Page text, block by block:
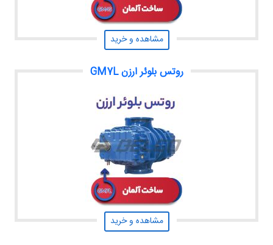
مشاهده و خرید
روتس بلوئر ارزن GM7L
مشاهده و خرید